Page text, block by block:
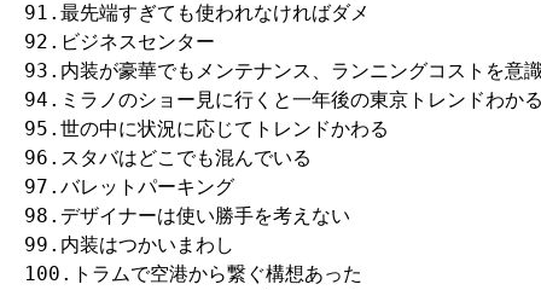
91.最先端すぎても使われなければダメ
92.ビジネスセンター
93.内装が豪華でもメンテナンス、ランニングコストを意
94.ミラノのショー見に行くと一年後の東京トレンドわか
95.世の中に状況に応じてトレンドかわる
96.スタバはどこでも混んでいる
97.バレットパーキング
98.デザイナーは使い勝手を考えない
99.内装はつかいまわし
100.トラムで空港から繋ぐ構想あった